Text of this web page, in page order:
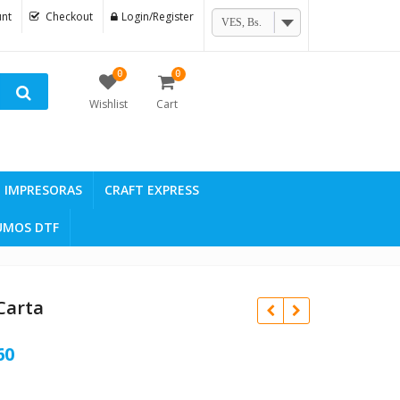
Checkout Login/Register VES, Bs.
0
Wishlist
0
Cart
IMPRESORAS CRAFT EXPRESS
DTF
Current